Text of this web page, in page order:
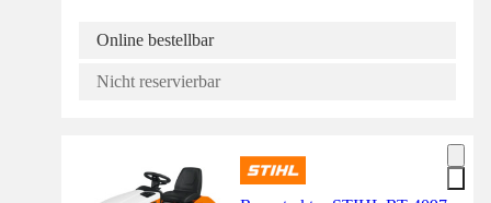
Online bestellbar
Nicht reservierbar